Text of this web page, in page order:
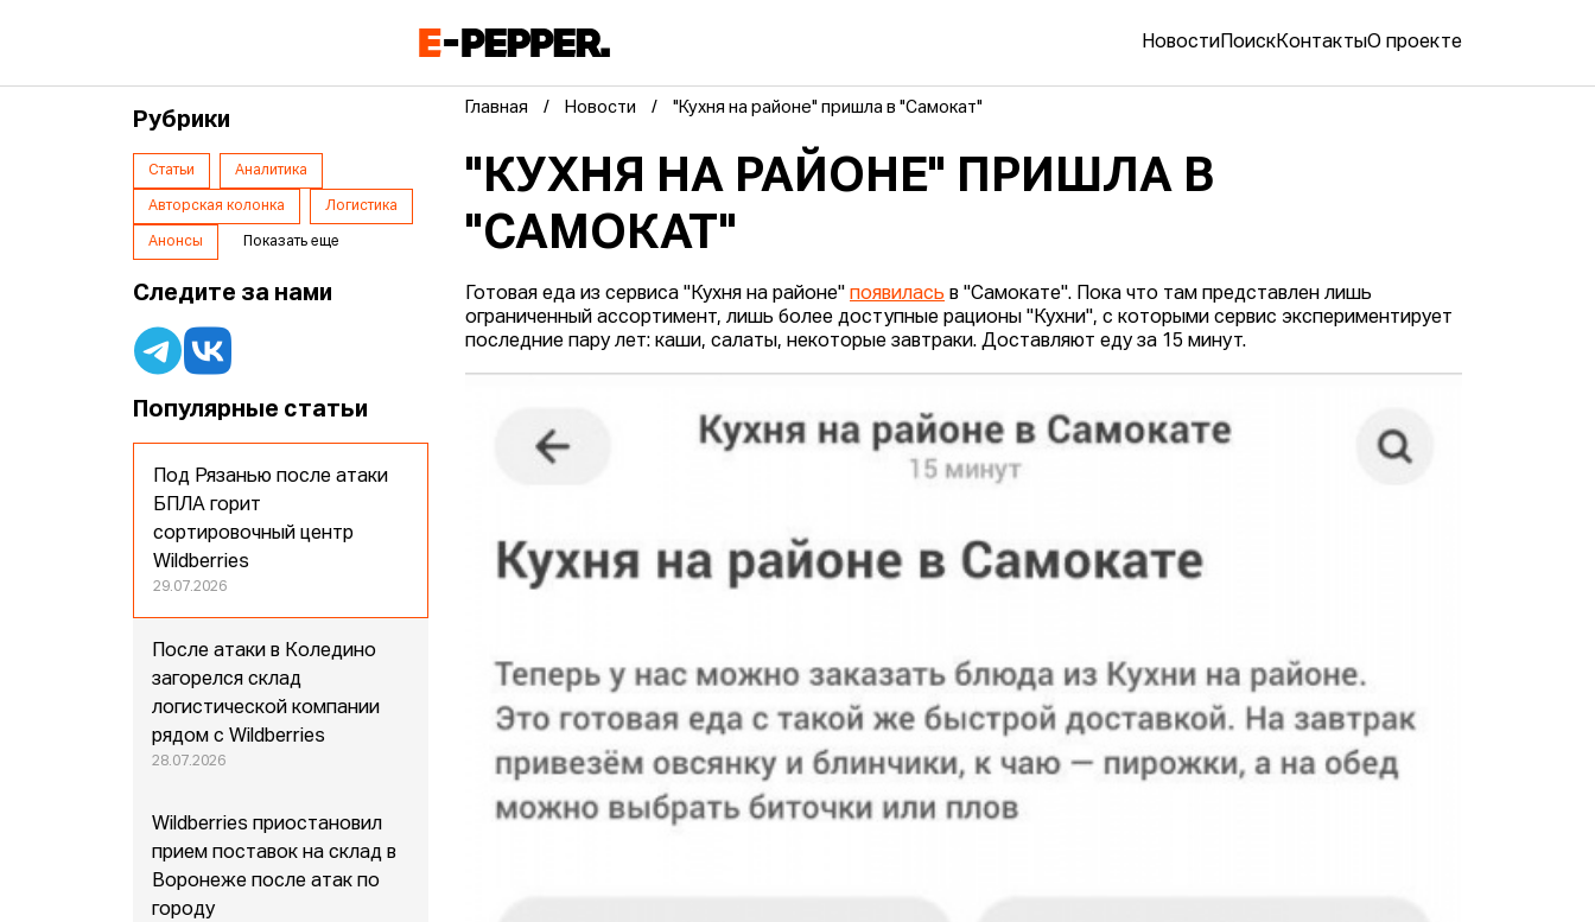
Новости ПоискКонтактыО проекте
Главная Новости "Кухня на районе" пришла в "Самокат"
"КУХНЯ НА РАЙОНЕ" ПРИШЛА В
"САМОКАТ"
Готовая еда из сервиса "Кухня на районе"появилась в "Самокате". Пока что там представлен лишь
ограниченный ассортимент, лишь более доступные рационы "Кухни", с которыми сервис экспериментирует
последние пару лет: каши, салаты, некоторые завтраки. Доставляют еду за 15 минут.
Рубрики
Статьи Аналитика
Авторская колонка Логистика
Анонсы Показать еще
Следите за нами
Популярные статьи
Под Рязанью после атаки
БПЛА горит
сортировочный центр
Wildberries
29.07.2026
После атаки в Коледино
загорелся склад
логистической компании
рядом с Wildberries
28.07.2026
Wildberries приостановил
прием поставок на склад в
Воронеже после атак по
городу